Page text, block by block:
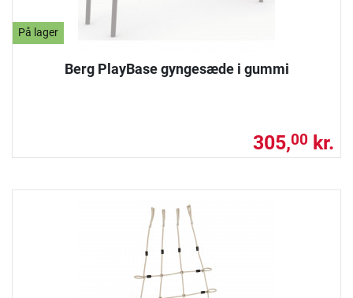
På lager
Berg PlayBase gyngesæde i gummi
305,00 kr.